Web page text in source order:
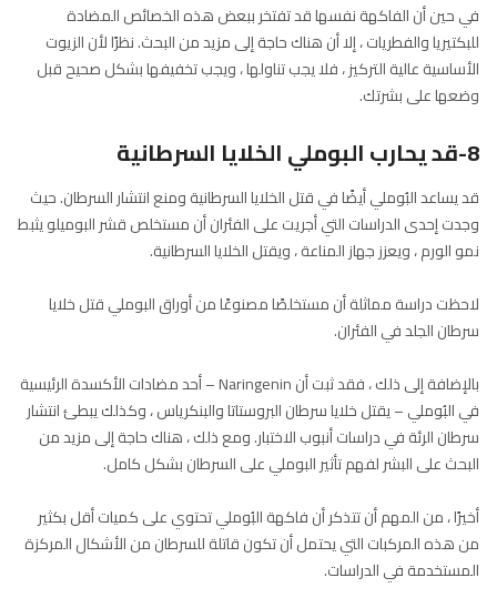
في حين أن الفاكهة نفسها قد تفتخر ببعض هذه الخصائص المضادة
للبكتيريا والفطريات ، إلا أن هناك حاجة إلى مزيد من البحث. نظرًا لأن الزيوت
الأساسية عالية التركيز ، فلا يجب تناولها ، ويجب تخفيفها بشكل صحيح قبل
وضعها على بشرتك.
8-قد يحارب البوملي الخلايا السرطانية
قد يساعد البُوملي أيضًا في قتل الخلايا السرطانية ومنع انتشار السرطان. حيث
وجدت إحدى الدراسات التي أجريت على الفئران أن مستخلص قشر البوميلو يثبط
نمو الورم ، ويعزز جهاز المناعة ، ويقتل الخلايا السرطانية.
لاحظت دراسة مماثلة أن مستخلصًا مصنوعًا من أوراق البوملي قتل خلايا
سرطان الجلد في الفئران.
بالإضافة إلى ذلك ، فقد ثبت أن Naringenin – أحد مضادات الأكسدة الرئيسية
في البُوملي – يقتل خلايا سرطان البروستاتا والبنكرياس ، وكذلك يبطئ انتشار
سرطان الرئة في دراسات أنبوب الاختبار. ومع ذلك ، هناك حاجة إلى مزيد من
البحث على البشر لفهم تأثير البوملي على السرطان بشكل كامل.
أخيرًا ، من المهم أن تتذكر أن فاكهة البُوملي تحتوي على كميات أقل بكثير
من هذه المركبات التي يحتمل أن تكون قاتلة للسرطان من الأشكال المركزة
المستخدمة في الدراسات.